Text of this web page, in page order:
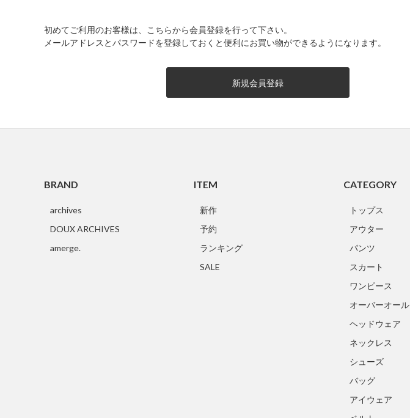
初めてご利用のお客様は、こちらから会員登録を行って下さい。
メールアドレスとパスワードを登録しておくと便利にお買い物ができるようになります。
BRAND
archives
DOUX ARCHIVES
amerge.
ITEM
新作
予約
ランキング
SALE
CATEGORY
トップス
アウター
パンツ
スカート
ワンピース
オーバーオール
ヘッドウェア
ネックレス
シューズ
バッグ
アイウェア